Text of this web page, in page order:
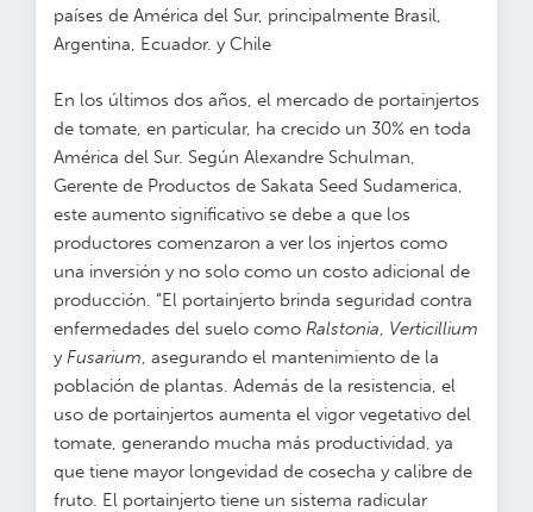
países de América del Sur, principalmente Brasil,
Argentina, Ecuador. y Chile
En los últimos dos años, el mercado de portainjertos
de tomate, en particular, ha crecido un 30% en toda
América del Sur. Según Alexandre Schulman,
Gerente de Productos de Sakata Seed Sudamerica,
este aumento significativo se debe a que los
productores comenzaron a ver los injertos como
una inversión y no solo como un costo adicional de
producción. “El portainjerto brinda seguridad contra
enfermedades del suelo como Ralstonia, Verticillium
y Fusarium, asegurando el mantenimiento de la
población de plantas. Además de la resistencia, el
uso de portainjertos aumenta el vigor vegetativo del
tomate, generando mucha más productividad, ya
que tiene mayor longevidad de cosecha y calibre de
fruto. El portainjerto tiene un sistema radicular